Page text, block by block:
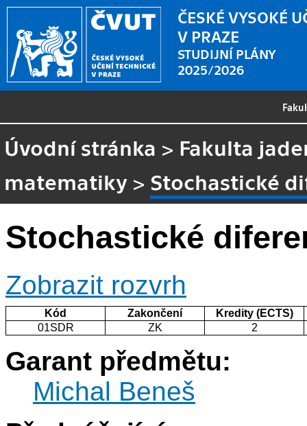
ČESKÉ VYSOKÉ
V PRAZE
STUDIJNÍ PLÁNY
2025/2026
Úvodní stránka > Fakulta
matematiky > Stochastické
Stochastické
Zobrazit rozvrh
Kód Zakončení
Kredity (ECTS)
01SDR
ZK 2
Garant předmětu:
Michal Beneš